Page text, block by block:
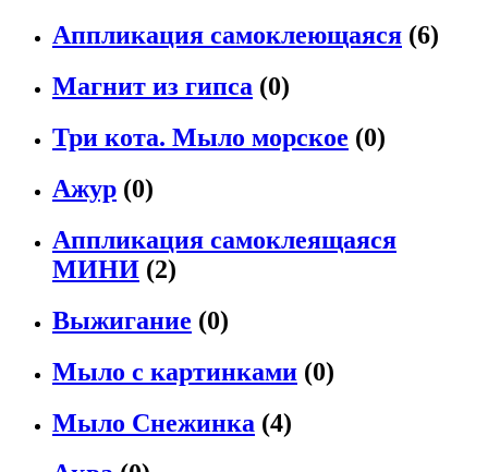
Аппликация самоклеющаяся (6)
Магнит из гипса (0)
Три кота. Мыло морское (0)
Ажур (0)
Аппликация самоклеящаяся
МИНИ (2)
Выжигание (0)
Мыло с картинками (0)
Мыло Снежинка (4)